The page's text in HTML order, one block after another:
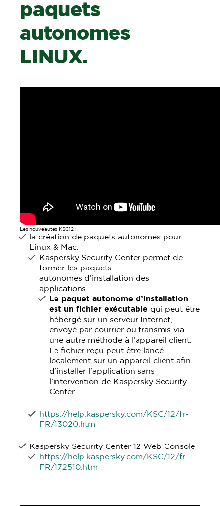
paquets
autonomes
LINUX.
Les nouveautés KSC12 :
la création de paquets autonomes pour
Linux & Mac.
Kaspersky Security Center permet de
former les paquets
autonomes d’installation des
applications.
Le paquet autonome d’installation
est un fichier exécutable qui peut être
hébergé sur un serveur Internet,
envoyé par courrier ou transmis via
une autre méthode à l’appareil client.
Le fichier reçu peut être lancé
localement sur un appareil client afin
d’installer l’application sans
l’intervention de Kaspersky Security
Center.
https://help.kaspersky.com/KSC/12/fr-
FR/13020.htm
Kaspersky Security Center 12 Web Console
https://help.kaspersky.com/KSC/12/fr-
FR/172510.htm